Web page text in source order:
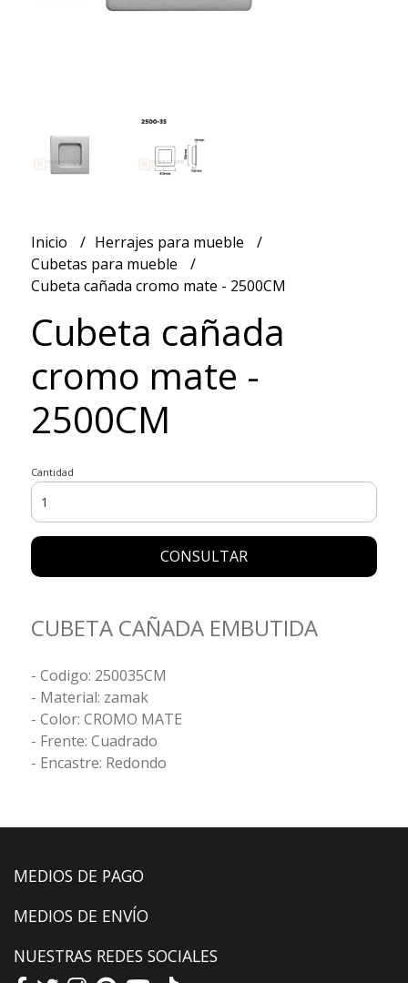
Inicio
Herrajes para mueble
Cubetas para mueble
Cubeta cañada cromo mate - 2500CM
Cubeta cañada
cromo mate -
2500CM
Cantidad
CONSULTAR
CUBETA CAÑADA EMBUTIDA
- Codigo: 250035CM
- Material: zamak
- Color: CROMO MATE
- Frente: Cuadrado
- Encastre: Redondo
MEDIOS DE PAGO
MEDIOS DE ENVÍO
NUESTRAS REDES SOCIALES